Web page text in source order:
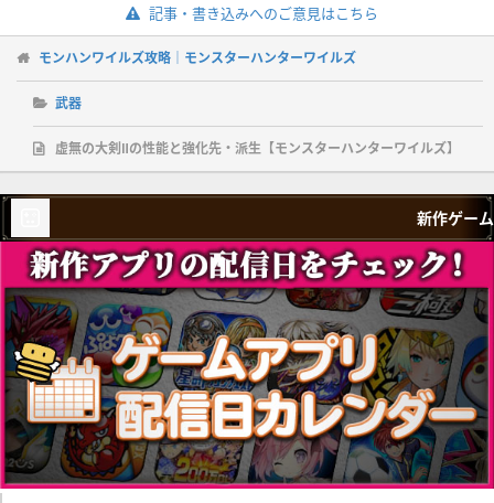
記事・書き込みへのご意見はこちら
モンハンワイルズ攻略｜モンスターハンターワイルズ
武器
虚無の大剣Ⅱの性能と強化先・派生【モンスターハンターワイルズ】
新作ゲーム